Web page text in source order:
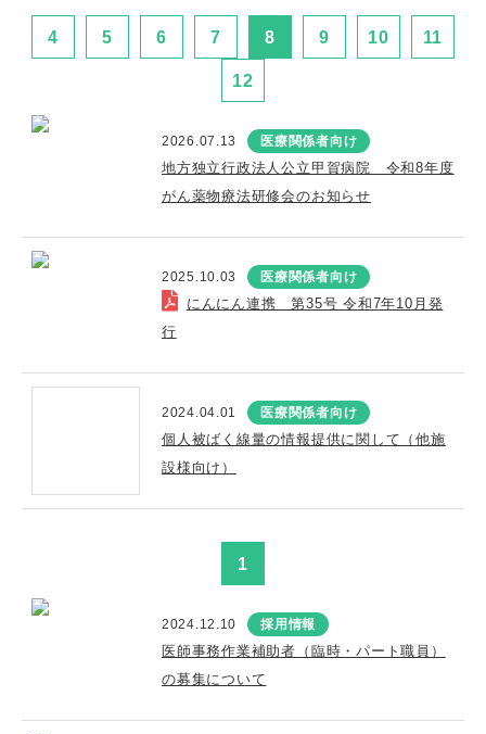
4 5 6 7 8 9 10 11
12
2026.07.13 医療関係者向け
地方独立行政法人公立甲賀病院 令和8年度
がん薬物療法研修会のお知らせ
2025.10.03 医療関係者向け
にんにん連携 第35号 令和7年10月発
行
2024.04.01 医療関係者向け
個人被ばく線量の情報提供に関して（他施
設様向け）
1
2024.12.10 採用情報
医師事務作業補助者（臨時・パート職員）
の募集について